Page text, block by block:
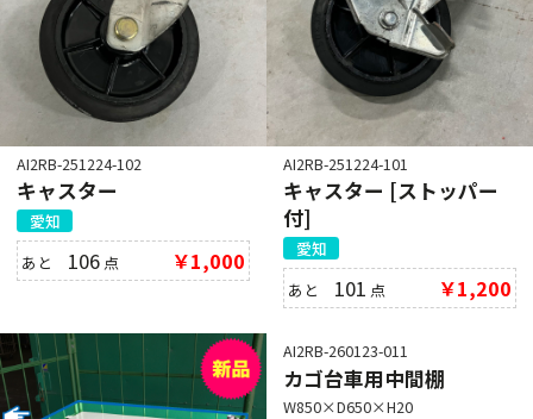
AI2RB-251224-102
キャスター
愛知
あと 106 点 ￥1,000
AI2RB-251224-101
キャスター [ストッパー
付]
愛知
あと 101 点 ￥1,200
AI2RB-260123-011
カゴ台車用中間棚
W850×D650×H20